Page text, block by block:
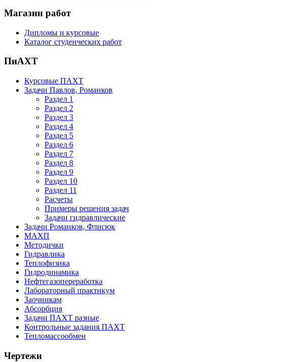
Магазин работ
Дипломы и курсовые
Каталог студенческих работ
ПиАХТ
Курсовые ПАХТ
Задачи Павлов, Романков
Раздел 1
Раздел 2
Раздел 3
Раздел 4
Раздел 5
Раздел 6
Раздел 7
Раздел 8
Раздел 9
Раздел 10
Раздел 11
Расчеты
Примеры решения задач
Задачи гидравлические
Задачи Романков, Флисюк
МАХП
Методички
Гидравлика
Теплофизика
Гидродинамика
Нефтегазопереработка
Лабораторный практикум
Заочникам
Абсорбция
Задачи ПАХТ разные
Контрольные задания ПАХТ
Тепломассообмен
Чертежи